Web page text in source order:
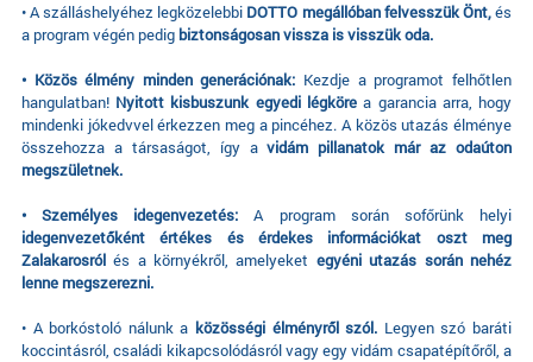
• A szálláshelyéhez legközelebbi DOTTO megállóban felvesszük Önt,és
a program végén pedig biztonságosan vissza is visszük oda.
• Közös élmény minden generációnak: Kezdje a programot felhőtlen
hangulatban! Nyitott kisbuszunk egyedi légköre a garancia arra, hogy
mindenki jókedvvel érkezzen meg a pincéhez. A közös utazás élménye
összehozza a társaságot, így avidám pillanatok már az odaúton
megszületnek.
• Személyes idegenvezetés️:A program során sofőrünk helyi
idegenvezetőként értékes és érdekes információkat oszt meg
Zalakarosrólés a környékről, amelyeket egyéni utazás során nehéz
lenne megszerezni.
• A borkóstoló nálunk a közösségi élményről szól. Legyen szó baráti
koccintásról, családi kikapcsolódásról vagy egy vidám csapatépítőről, a